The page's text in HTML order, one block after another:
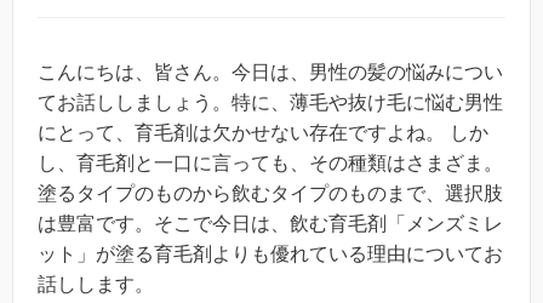
こんにちは、皆さん。今日は、男性の髪の悩みについ
てお話ししましょう。特に、薄毛や抜け毛に悩む男性
にとって、育毛剤は欠かせない存在ですよね。 しか
し、育毛剤と一口に言っても、その種類はさまざま。
塗るタイプのものから飲むタイプのものまで、選択肢
は豊富です。そこで今日は、飲む育毛剤「メンズミレ
ット」が塗る育毛剤よりも優れている理由についてお
話しします。